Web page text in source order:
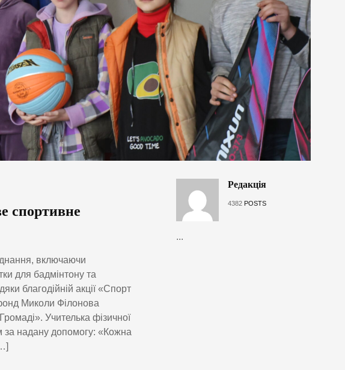
спортивне
включаючи
для бадмінтону та
благодійній акції «Спорт
Миколи Філонова
Учителька фізичної
за надану допомогу: «Кожна
Редакція
4382 POSTS
...